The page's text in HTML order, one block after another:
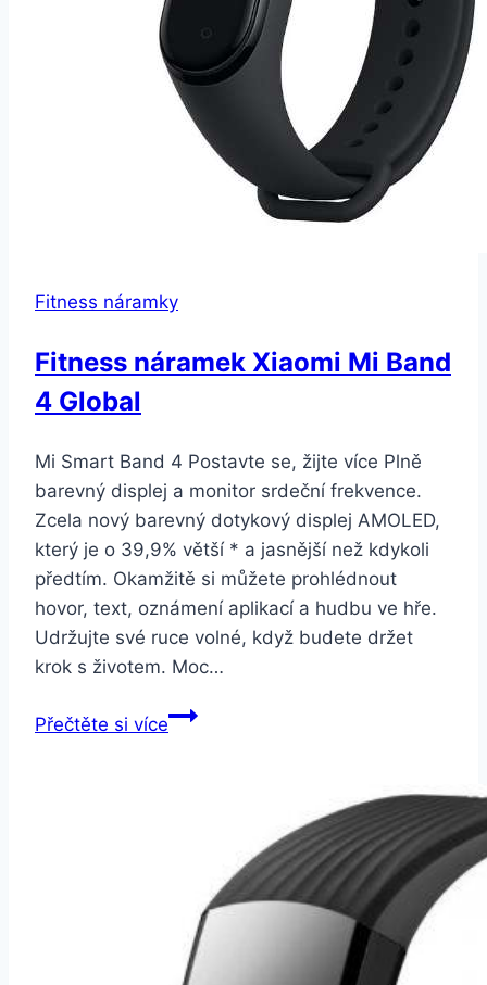
Barva:
Červená
Fitness náramky
Fitness náramek Xiaomi Mi Band
4 Global
Mi Smart Band 4 Postavte se, žijte více Plně
barevný displej a monitor srdeční frekvence.
Zcela nový barevný dotykový displej AMOLED,
který je o 39,9% větší * a jasnější než kdykoli
předtím. Okamžitě si můžete prohlédnout
hovor, text, oznámení aplikací a hudbu ve hře.
Udržujte své ruce volné, když budete držet
krok s životem. Moc…
Přečtěte si víceFitness
Global